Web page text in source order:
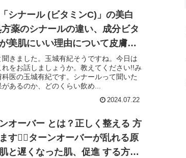
シナール (ビタミンC)」の美白
薬のシナールの違い、成分ビタ
美肌にいい理由について皮膚科
きました。玉城有紀そうですね。今日は
をお話しましょうか。教えてください!!み
医の玉城有紀です。シナールって聞いた
あるのか、どのくらい飲め...
2024.07.22
オーバー とは？正しく整える 方
す👩‍⚕️ターンオーバーが乱れる原
と遅くなった肌、促進 する方法